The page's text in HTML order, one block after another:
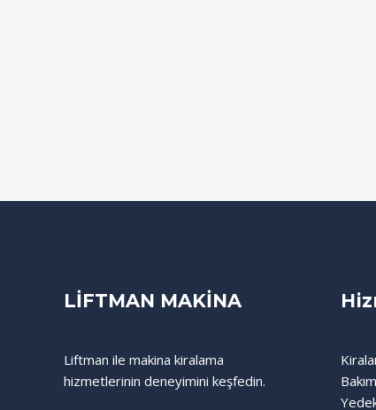
LİFTMAN MAKİNA
Liftman ile makina kiralama
hizmetlerinin deneyimini keşfedin.
Bakım